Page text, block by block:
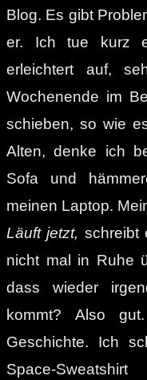
Blog. Es gibt
er. Ich tue kurz
erleichtert auf,
Wochenende im
schieben, so wie
Alten, denke ich
Sofa und
meinen Laptop.
Läuft jetzt, schreibt
nicht mal in Ruhe
dass wieder
kommt? Also
Geschichte. Ich
Space-